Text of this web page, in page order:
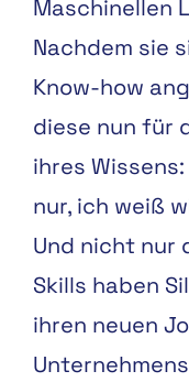
Maschinellen
Nachdem sie
Know-how
diese nun für
ihres
nur, ich weiß
Und nicht nur
Skills haben
ihren neuen